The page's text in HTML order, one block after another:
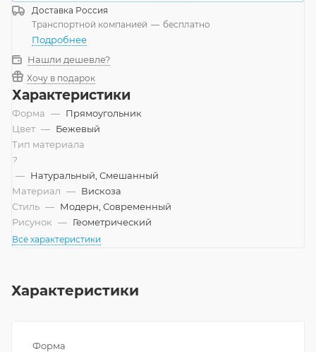
Доставка Россия
Транспортной компанией — бесплатно
Подробнее
Нашли дешевле?
Хочу в подарок
Характеристики
Форма — Прямоугольник
Цвет — Бежевый
Тип материала
?
— Натуральный, Смешанный
Материал — Вискоза
Стиль — Модерн, Современный
Рисунок — Геометрический
Все характеристики
Характеристики
Форма